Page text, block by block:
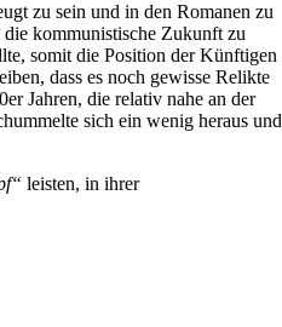
zu sein und in den Romanen zu
die kommunistische Zukunft zu
somit die Position der Künftigen
dass es noch gewisse Relikte
Jahren, die relativ nahe an der
sich ein wenig heraus und
leisten, in ihrer